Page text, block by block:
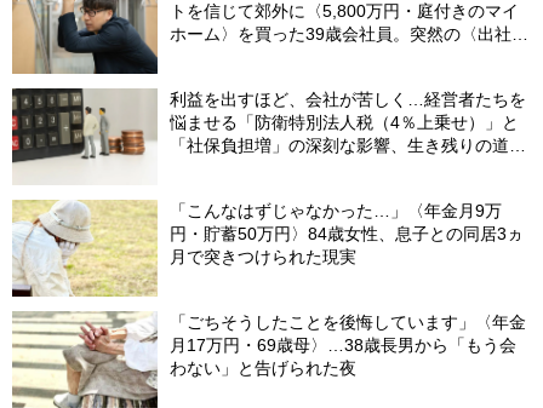
トを信じて郊外に〈5,800万円・庭付きのマイ
ホーム〉を買った39歳会社員。突然の〈出社
利益を出すほど、会社が苦しく…経営者たちを
悩ませる「防衛特別法人税（4％上乗せ）」と
「社保負担増」の深刻な影響、生き残りの道
「こんなはずじゃなかった…」〈年金月9万
円・貯蓄50万円〉84歳女性、息子との同居3ヵ
月で突きつけられた現実
「ごちそうしたことを後悔しています」〈年金
月17万円・69歳母〉…38歳長男から「もう会
わない」と告げられた夜